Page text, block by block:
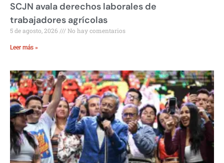
SCJN avala derechos laborales de
trabajadores agrícolas
5 de agosto, 2026 No hay comentarios
Leer más »